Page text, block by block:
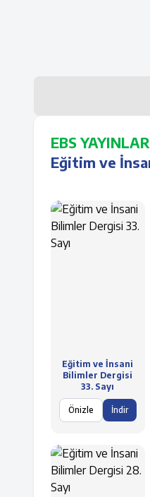
EBS YAYINLAR
Eğitim ve
Eğitim ve İnsani
Bilimler Dergisi
33. Sayı
Önizle İndir